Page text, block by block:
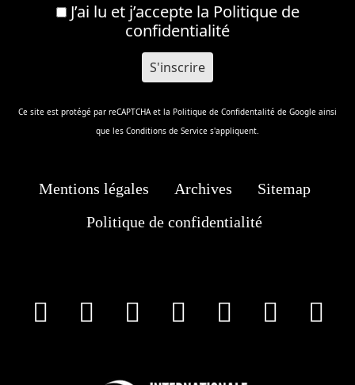
J’ai lu et j’accepte la Politique de
confidentialité
Ce site est protégé par reCAPTCHA et la Politique de Confidentalité de Google ainsi
que les Conditions de Service s'appliquent.
Mentions légales Archives
Sitemap
Politique de confidentialité
facebookInstagram
Youtube
Tik Tok